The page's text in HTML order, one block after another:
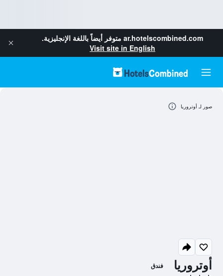
ar.hotelscombined.com متوفر أيضاً باللغة الإنجليزية.
Visit site in English
أوتروريا فندق
صور لـ أوتروريا